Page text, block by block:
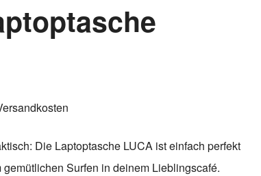
Die Laptoptasche LUCA ist einfach perfekt
gemütlichen Surfen in deinem Lieblingscafé.